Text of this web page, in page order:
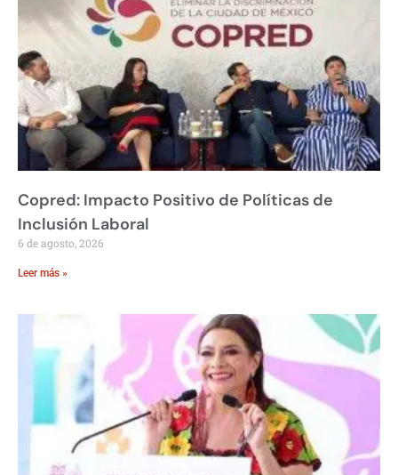
Copred: Impacto Positivo de Políticas de
Inclusión Laboral
6 de agosto, 2026
Leer más »